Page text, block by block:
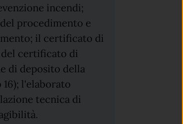
incendi;
procedimento e
il certificato di
certificato di
di deposito della
l'elaborato
tecnica di